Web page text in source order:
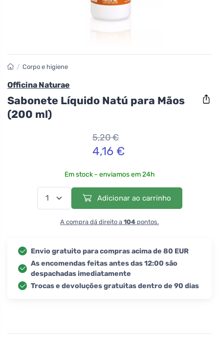
/ Corpo e higiene
Officina Naturae
Sabonete Líquido Natú para Mãos
(200 ml)
5,20 €
4,16 €
Em stock - enviamos em 24h
Adicionar ao carrinho
A compra dá direito a 104 pontos.
Envio gratuito para compras acima de 80 EUR
As encomendas feitas antes das 12:00 são
despachadas imediatamente
Trocas e devoluções gratuitas dentro de 90 dias